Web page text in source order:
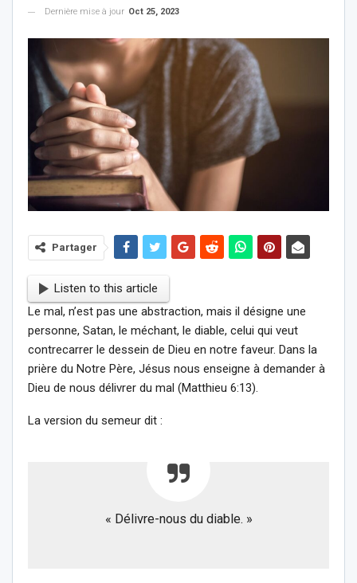
Dernière mise à jour Oct 25, 2023
Partager
Listen to this article
Le mal, n’est pas une abstraction, mais il désigne une
personne, Satan, le méchant, le diable, celui qui veut
contrecarrer le dessein de Dieu en notre faveur. Dans la
prière du Notre Père, Jésus nous enseigne à demander à
Dieu de nous délivrer du mal (Matthieu 6:13).
La version du semeur dit :
« Délivre-nous du diable. »